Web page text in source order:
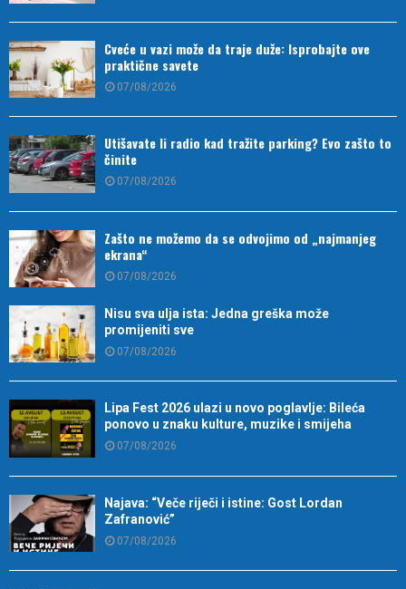
Cveće u vazi može da traje duže: Isprobajte ove
praktične savete
07/08/2026
Utišavate li radio kad tražite parking? Evo zašto to
činite
07/08/2026
Zašto ne možemo da se odvojimo od „najmanjeg
ekrana“
07/08/2026
Nisu sva ulja ista: Jedna greška može
promijeniti sve
07/08/2026
Lipa Fest 2026 ulazi u novo poglavlje: Bileća
ponovo u znaku kulture, muzike i smijeha
07/08/2026
Najava: “Veče riječi i istine: Gost Lordan
Zafranović”
07/08/2026